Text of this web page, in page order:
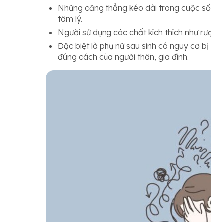
Những căng thẳng kéo dài trong cuộc
tâm lý.
Người sử dụng các chất kích thích như
Đặc biệt là phụ nữ sau sinh có nguy cơ
đúng cách của người thân, gia đình.